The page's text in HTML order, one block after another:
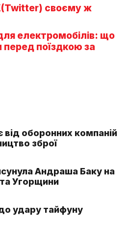
своєму ж
електромобілів: що
перед поїздкою за
від оборонних компаній
зброї
Андраша Баку на
Угорщини
удару тайфуну